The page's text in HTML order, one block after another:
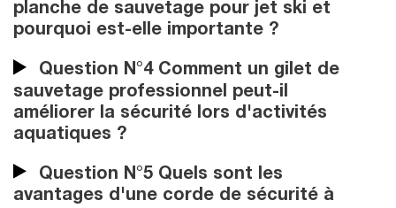
planche de sauvetage pour jet ski et
pourquoi est-elle importante ?
Question N°4 Comment un gilet de
sauvetage professionnel peut-il
améliorer la sécurité lors d'activités
aquatiques ?
Question N°5 Quels sont les
avantages d'une corde de sécurité à